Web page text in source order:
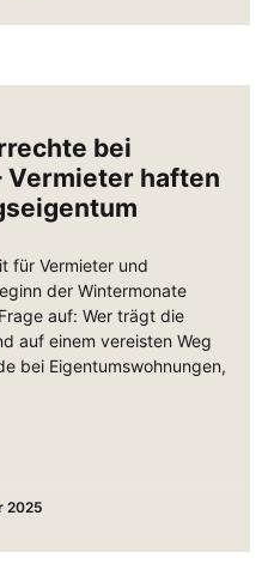
bei
Vermieter haften
für Vermieter und
der Wintermonate
auf: Wer trägt die
auf einem vereisten Weg
bei Eigentumswohnungen,
2025